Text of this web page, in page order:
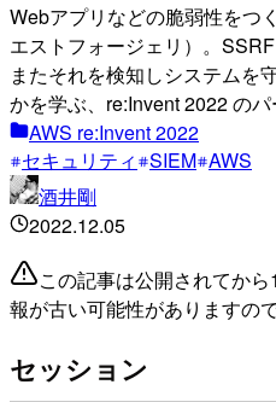
Webアプリなどの脆弱性をつ
エストフォージェリ）。
またそれを検知しシステムを
かを学ぶ、re:Invent 2022 の
AWS re:Invent 2022
セキュリティ SIEM AWS
酒井剛
2022.12.05
この記事は公開されてか
報が古い可能性がありますの
セッション